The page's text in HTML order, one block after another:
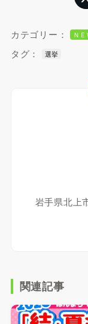
カテゴリー： ＮＥ
タグ： 選挙
岩手県北上
関連記事